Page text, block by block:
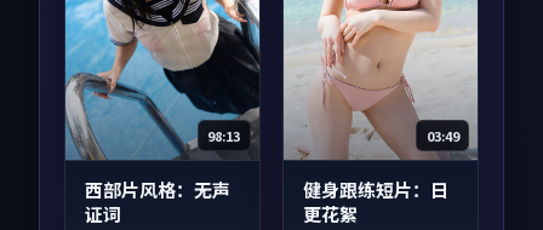
98:13
西部片风格：无声
证词
03:49
健身跟练短片：日
更花絮